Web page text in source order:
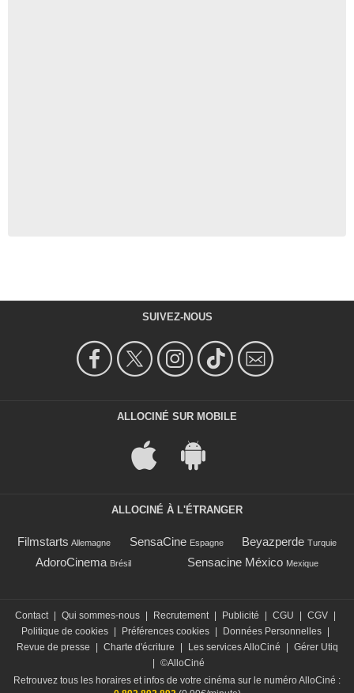
SUIVEZ-NOUS
ALLOCINÉ SUR MOBILE
ALLOCINÉ À L'ÉTRANGER
Filmstarts Allemagne SensaCine Espagne Beyazperde Turquie
AdoroCinema Brésil Sensacine México Mexique
Contact | Qui sommes-nous | Recrutement | Publicité | CGU | CGV |
Politique de cookies | Préférences cookies | Données Personnelles |
Revue de presse
| Charte d'écriture | Les services AlloCiné | Gérer Utiq
| ©AlloCiné
Retrouvez tous les horaires et infos de votre cinéma sur le numéro AlloCiné :